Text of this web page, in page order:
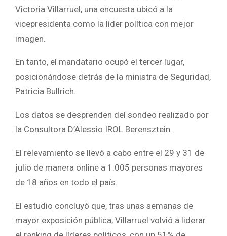
Victoria Villarruel, una encuesta ubicó a la
vicepresidenta como la líder política con mejor
imagen.
En tanto, el mandatario ocupó el tercer lugar,
posicionándose detrás de la ministra de Seguridad,
Patricia Bullrich.
Los datos se desprenden del sondeo realizado por
la Consultora D’Alessio IROL Berensztein.
El relevamiento se llevó a cabo entre el 29 y 31 de
julio de manera online a 1.005 personas mayores
de 18 años en todo el país.
El estudio concluyó que, tras unas semanas de
mayor exposición pública, Villarruel volvió a liderar